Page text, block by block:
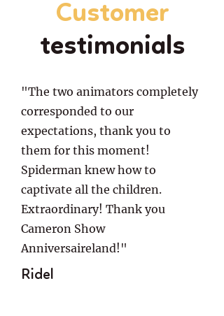
Customer
testimonials
"The two animators completely
corresponded to our
expectations, thank you to
them for this moment!
Spiderman knew how to
captivate all the children.
Extraordinary! Thank you
Cameron Show
Anniversaireland!"
Ridel